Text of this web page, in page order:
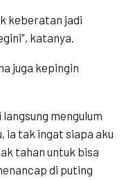
keberatan jadi
katanya.
juga kepingin
mengulum
ia tak ingat siapa aku
tahan untuk bisa
di puting